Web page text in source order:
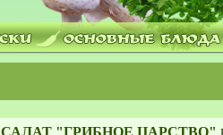
САЛАТ "ГРИБНОЕ ЦАРСТВО"